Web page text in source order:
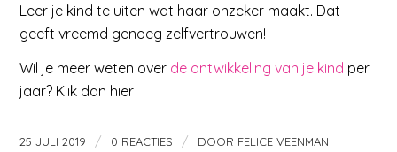
Leer je kind te uiten wat haar onzeker maakt. Dat
geeft vreemd genoeg zelfvertrouwen!
Wil je meer weten over de ontwikkeling van je kind per
jaar? Klik dan hier
25 JULI 2019 / 0 REACTIES / DOOR FELICE VEENMAN